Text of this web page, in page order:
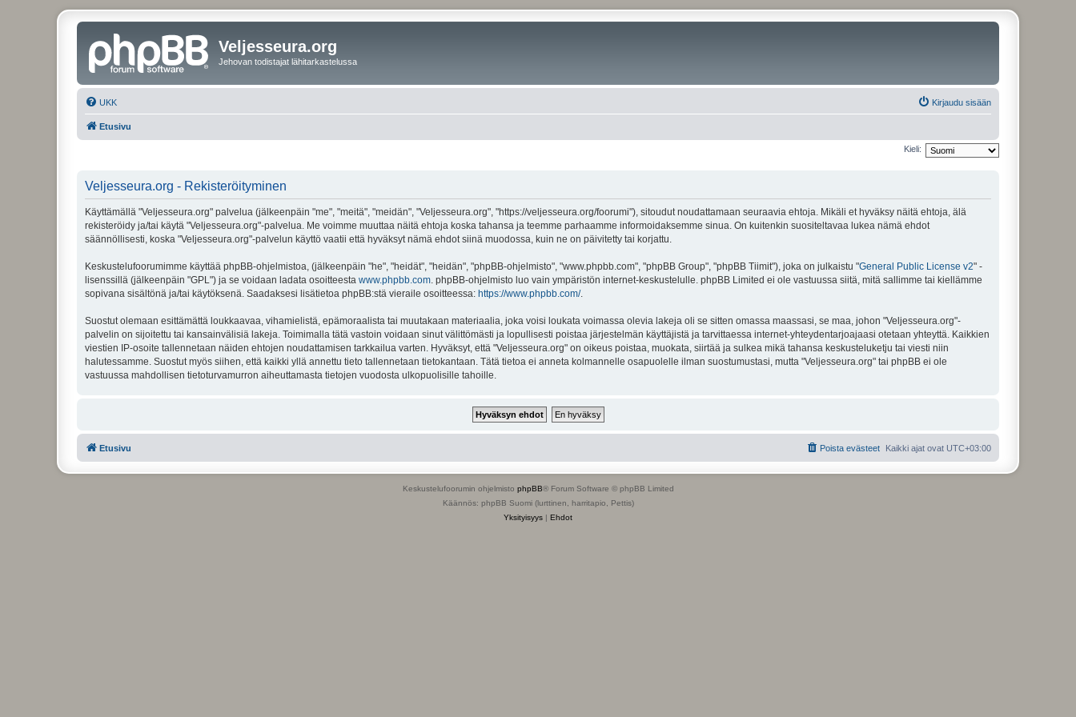
Veljesseura.org
Jehovan todistajat lähitarkastelussa
UKK Kirjaudu sisään
Etusivu
Kieli:
Veljesseura.org - Rekisteröityminen
Käyttämällä "Veljesseura.org" palvelua (jälkeenpäin "me", "meitä", "meidän", "Veljesseura.org", "https://veljesseura.org/foorumi"), sitoudut noudattamaan seuraavia ehtoja. Mikäli et hyväksy näitä ehtoja, älä
rekisteröidy ja/tai käytä "Veljesseura.org"-palvelua. Me voimme muuttaa näitä ehtoja koska tahansa ja teemme parhaamme informoidaksemme sinua. On kuitenkin suositeltavaa lukea nämä ehdot
säännöllisesti, koska "Veljesseura.org"-palvelun käyttö vaatii että hyväksyt nämä ehdot siinä muodossa, kuin ne on päivitetty tai korjattu.
Keskustelufoorumimme käyttää phpBB-ohjelmistoa, (jälkeenpäin "he", "heidät", "heidän", "phpBB-ohjelmisto", "www.phpbb.com", "phpBB Group", "phpBB Tiimit"), joka on julkaistu "General Public License v2" -
lisenssillä (jälkeenpäin "GPL") ja se voidaan ladata osoitteesta www.phpbb.com. phpBB-ohjelmisto luo vain ympäristön internet-keskustelulle. phpBB Limited ei ole vastuussa siitä, mitä sallimme tai kiellämme
sopivana sisältönä ja/tai käytöksenä. Saadaksesi lisätietoa phpBB:stä vieraile osoitteessa: https://www.phpbb.com/.
Suostut olemaan esittämättä loukkaavaa, vihamielistä, epämoraalista tai muutakaan materiaalia, joka voisi loukata voimassa olevia lakeja oli se sitten omassa maassasi, se maa, johon "Veljesseura.org"-
palvelin on sijoitettu tai kansainvälisiä lakeja. Toimimalla tätä vastoin voidaan sinut välittömästi ja lopullisesti poistaa järjestelmän käyttäjistä ja tarvittaessa internet-yhteydentarjoajaasi otetaan yhteyttä. Kaikkien
viestien IP-osoite tallennetaan näiden ehtojen noudattamisen tarkkailua varten. Hyväksyt, että "Veljesseura.org" on oikeus poistaa, muokata, siirtää ja sulkea mikä tahansa keskusteluketju tai viesti niin
halutessamme. Suostut myös siihen, että kaikki yllä annettu tieto tallennetaan tietokantaan. Tätä tietoa ei anneta kolmannelle osapuolelle ilman suostumustasi, mutta "Veljesseura.org" tai phpBB ei ole
vastuussa mahdollisen tietoturvamurron aiheuttamasta tietojen vuodosta ulkopuolisille tahoille.
Etusivu Kaikki ajat ovat UTC+03:00
Poista evästeet
Keskustelufoorumin ohjelmisto phpBB® Forum Software © phpBB Limited
Käännös: phpBB Suomi (lurttinen, harritapio, Pettis)
Yksityisyys | Ehdot